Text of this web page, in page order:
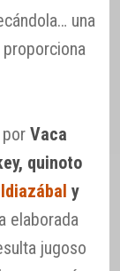
una
Vaca
quinoto
y
elaborada
jugoso